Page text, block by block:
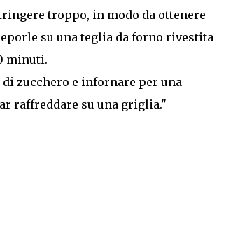
troppo, in modo da ottenere
su una teglia da forno rivestita
minuti.
zucchero e infornare per una
raffreddare su una griglia."